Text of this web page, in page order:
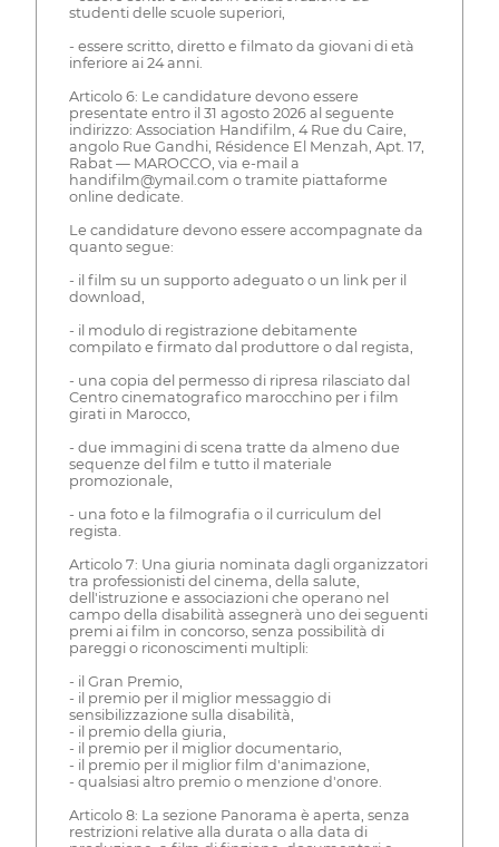
studenti delle scuole superiori,
- essere scritto, diretto e filmato da giovani di età
inferiore ai 24 anni.
Articolo 6: Le candidature devono essere
presentate entro il 31 agosto 2026 al seguente
indirizzo: Association Handifilm, 4 Rue du Caire,
angolo Rue Gandhi, Résidence El Menzah, Apt. 17,
Rabat — MAROCCO, via e-mail a
handifilm@ymail.com o tramite piattaforme
online dedicate.
Le candidature devono essere accompagnate da
quanto segue:
- il film su un supporto adeguato o un link per il
download,
- il modulo di registrazione debitamente
compilato e firmato dal produttore o dal regista,
- una copia del permesso di ripresa rilasciato dal
Centro cinematografico marocchino per i film
girati in Marocco,
- due immagini di scena tratte da almeno due
sequenze del film e tutto il materiale
promozionale,
- una foto e la filmografia o il curriculum del
regista.
Articolo 7: Una giuria nominata dagli organizzatori
tra professionisti del cinema, della salute,
dell'istruzione e associazioni che operano nel
campo della disabilità assegnerà uno dei seguenti
premi ai film in concorso, senza possibilità di
pareggi o riconoscimenti multipli:
- il Gran Premio,
- il premio per il miglior messaggio di
sensibilizzazione sulla disabilità,
- il premio della giuria,
- il premio per il miglior documentario,
- il premio per il miglior film d'animazione,
- qualsiasi altro premio o menzione d'onore.
Articolo 8: La sezione Panorama è aperta, senza
restrizioni relative alla durata o alla data di